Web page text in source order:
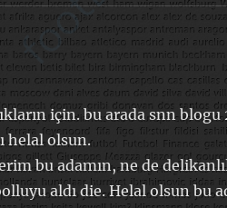
için. bu arada snn
helal olsun.
bu adamın, ne de
aldı die. Helal olsun bu